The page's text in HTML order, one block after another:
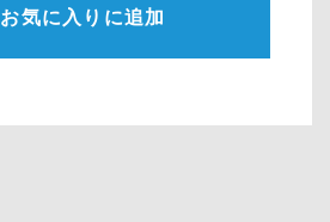
お気に入りに追加